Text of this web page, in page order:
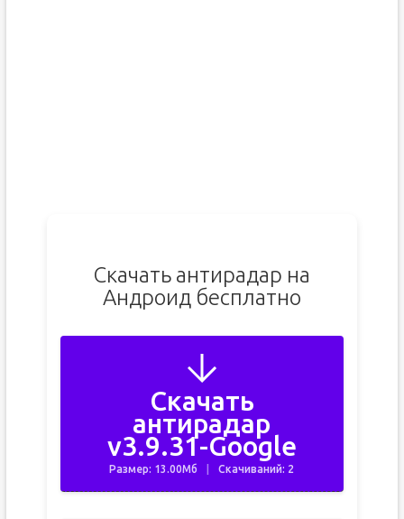
Скачать антирадар на
Андроид бесплатно
Скачать
антирадар
v3.9.31-Google
Размер: 13.00Мб Скачиваний: 2